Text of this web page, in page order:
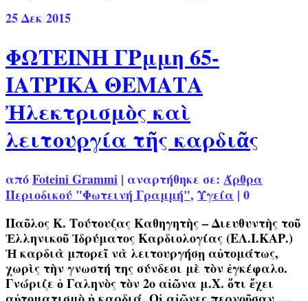
25Δεκ 2015
ΦΩΤΕΙΝΗ ΓΡμμη 65-
ΙΑΤΡΙΚΑ ΘΕΜΑΤΑ
Ἠλεκτρισμὸς καὶ
λειτουργία τῆς καρδιᾶς
απόFoteini Grammi | αναρτήθηκε σε: Άρθρα
Περιοδικού "Φωτεινή Γραμμή", Υγεία | 0
Παῦλος Κ. Τούτουζας Καθηγητὴς – Διευθυντὴς τοῦ
Ἑλληνικοῦ Ἱδρύματος Καρδιολογίας (ΕΛ.Ι.ΚΑΡ.)
Ἡ καρδιὰ μπορεῖ νὰ λειτουργήσῃ αὐτομάτως,
χωρὶς τὴν γνωστή της σύνδεσι μὲ τὸν ἐγκέφαλο.
Γνώριζε ὁ Γαληνὸς τὸν 2ο αἰῶνα μ.Χ. ὅτι ἔχει